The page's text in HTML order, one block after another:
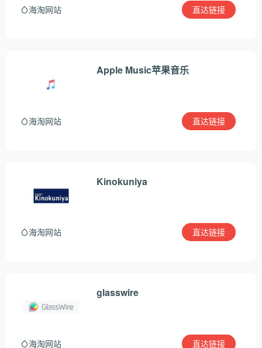
海淘网站 直达链接
Apple Music苹果音乐
海淘网站 直达链接
Kinokuniya
海淘网站 直达链接
glasswire
海淘网站 直达链接